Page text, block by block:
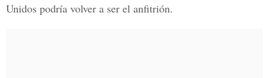
Unidos podría volver a ser el anfitrión.